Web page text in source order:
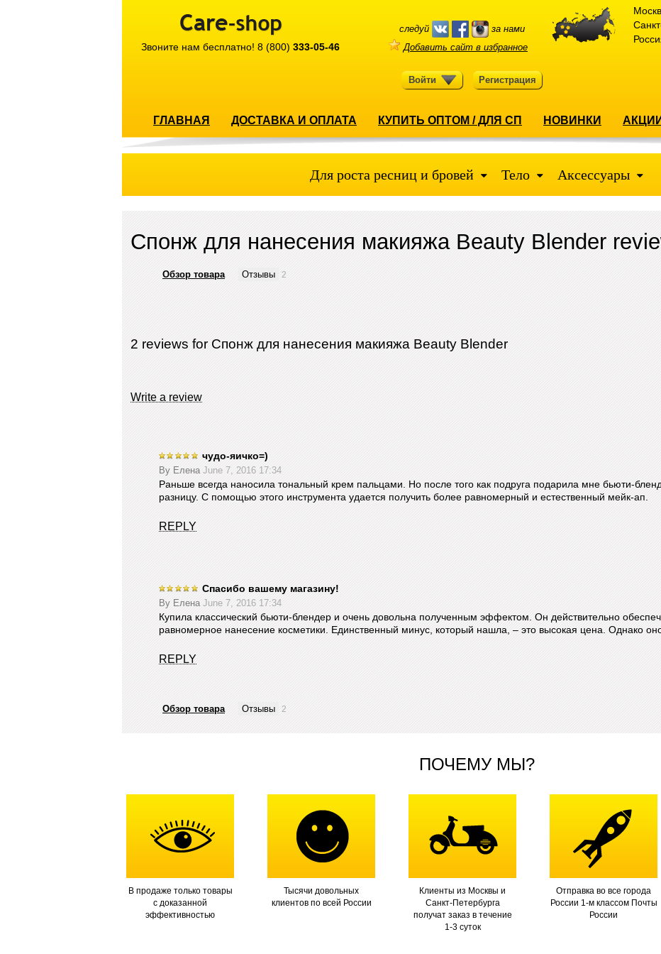
Звоните нам бесплатно! 8 (800) 333-05-46
следуй
за нами
Добавить сайт в избранное
Войти Регистрация
ГЛАВНАЯ ДОСТАВКА И ОПЛАТА КУПИТЬ ОПТОМ / ДЛЯ СП НОВИНКИ АКЦИИ
Для роста ресниц и бровей Тело Аксессуары
Спонж для нанесения макияжа Beauty Blender
Обзор товара Отзывы 2
2 reviews for Спонж для нанесения макияжа Beauty Blender
Write a review
чудо-яичко=)
By Елена June 7, 2016 17:34
Раньше всегда наносила тональный крем пальцами. Но после того как подруга подарила мне бьюти-
разницу. С помощью этого инструмента удается получить более равномерный и естественный мейк-ап.
REPLY
Спасибо вашему магазину!
By Елена June 7, 2016 17:34
Купила классический бьюти-блендер и очень довольна полученным эффектом. Он действительно
равномерное нанесение косметики. Единственный минус, который нашла, – это высокая цена. Однако оно
REPLY
Обзор товара Отзывы 2
ПОЧЕМУ МЫ?
В продаже только товары
с доказанной
эффективностью
Тысячи довольных
клиентов по всей России
Клиенты из Москвы и
Санкт-Петербурга
получат заказ в течение
1-3 суток
Отправка во все города
России 1-м классом Почты
России